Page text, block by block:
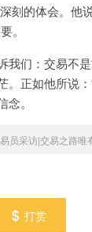
刻的体会。他
。
们：交易不
正如他所说
。
员采访|交易之路唯
打赏